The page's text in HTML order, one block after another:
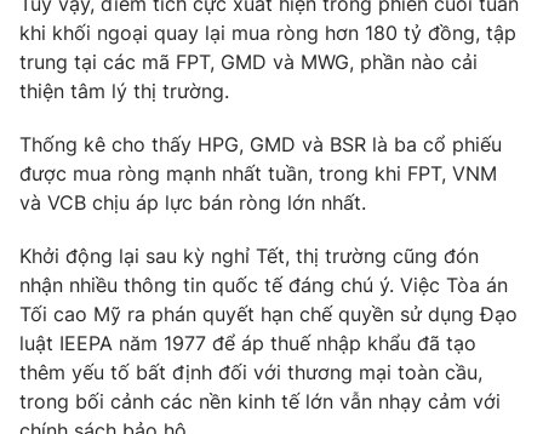
® Cấm sao chép dưới mọi hình thức nếu không có sự chấp
thuận bằng văn bản. Ghi rõ nguồn VTV.vn khi phát hành lại
thông tin từ website này.
khi khối ngoại quay lại mua ròng hơn 180 tỷ đồng, tập
trung tại các mã FPT, GMD và MWG, phần nào cải
thiện tâm lý thị trường.
Thống kê cho thấy HPG, GMD và BSR là ba cổ phiếu
được mua ròng mạnh nhất tuần, trong khi FPT, VNM
và VCB chịu áp lực bán ròng lớn nhất.
Khởi động lại sau kỳ nghỉ Tết, thị trường cũng đón
nhận nhiều thông tin quốc tế đáng chú ý. Việc Tòa án
Tối cao Mỹ ra phán quyết hạn chế quyền sử dụng Đạo
luật IEEPA năm 1977 để áp thuế nhập khẩu đã tạo
thêm yếu tố bất định đối với thương mại toàn cầu,
trong bối cảnh các nền kinh tế lớn vẫn nhạy cảm với